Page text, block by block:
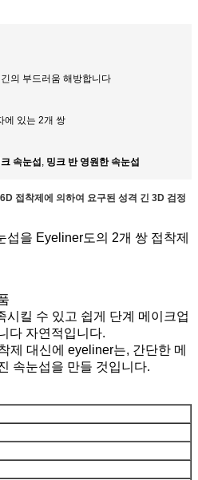
의 부드러움 해방합니다
에 있는 2개 쌍
속눈섭, 밍크 반 영원한 속눈섭
접착제에 의하여 요구된 성격 긴 3D 검정
을 Eyeliner도의 2개 쌍 접착제
시킬 수 있고 쉽게 단계 메이크업
다 자연적입니다.
제 대신에 eyeliner는, 간단한 메
속눈섭을 만들 것입니다.